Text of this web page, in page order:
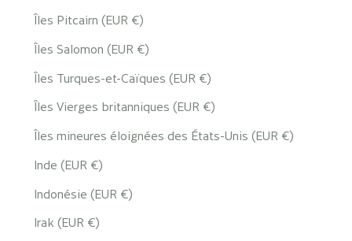
Îles Pitcairn (EUR €)
Îles Salomon (EUR €)
Îles Turques-et-Caïques (EUR €)
Îles Vierges britanniques (EUR €)
Îles mineures éloignées des États-Unis (EUR €)
Inde (EUR €)
Indonésie (EUR €)
Irak (EUR €)